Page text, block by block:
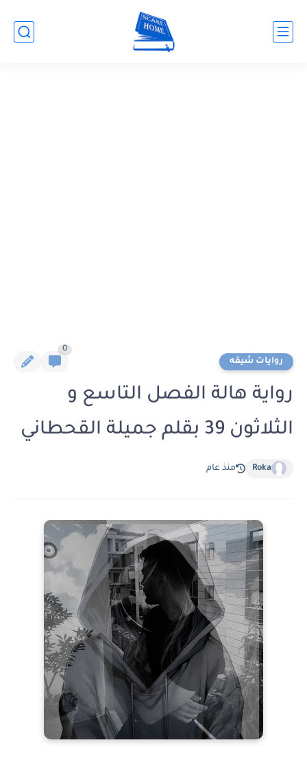
روايات شيقه
0
رواية هالة الفصل التاسع و
الثلاثون 39 بقلم جميلة القحطاني
Roka منذ عام